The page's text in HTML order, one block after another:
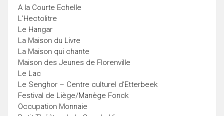
A la Courte Echelle
L’Hectolitre
Le Hangar
La Maison du Livre
La Maison qui chante
Maison des Jeunes de Florenville
Le Lac
Le Senghor – Centre culturel d’Etterbeek
Festival de Liège/Manège Fonck
Occupation Monnaie